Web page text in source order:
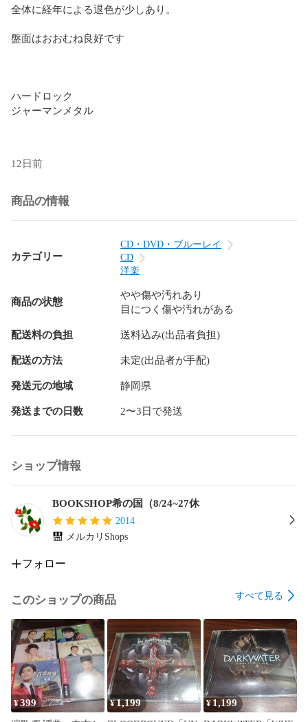
全体に経年による退色が少しあり。
盤面はおおむね良好です
ハードロック
ジャーマンメタル
12日前
商品の情報
カテゴリー
CD・DVD・ブルーレイ
CD
洋楽
商品の状態
やや傷や汚れあり
目につく傷や汚れがある
配送料の負担 送料込み(出品者負担)
配送の方法 未定(出品者が手配)
発送元の地域 静岡県
発送までの日数 2〜3日で発送
ショップ情報
BOOKSHOP希の国（8/24~27休
2014
メルカリShops
フォロー
このショップの商品 すべて見る
¥399 ¥1,199 ¥1,199